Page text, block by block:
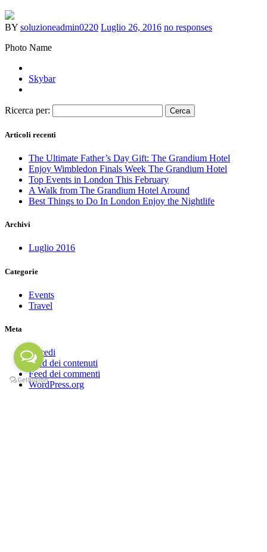
BY soluzioneadmin0220 Luglio 26, 2016 no responses
Photo Name
Skybar
Ricerca per:
Articoli recenti
The Ultimate Father’s Day Gift: The Grandium Hotel
Enjoy Wimbledon Finals Week The Grandium Hotel
Top Events in London This February
A Walk from The Grandium Hotel Around
Best Things to Do In London Enjoy the Nightlife
Archivi
Luglio 2016
Categorie
Events
Travel
Meta
Accedi
Feed dei contenuti
Feed dei commenti
WordPress.org